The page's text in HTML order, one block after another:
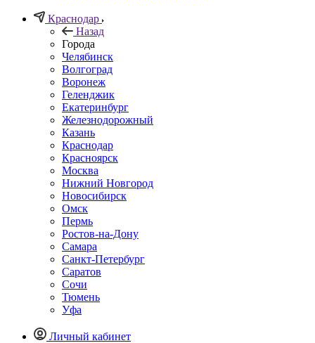
Краснодар
Назад
Города
Челябинск
Волгоград
Воронеж
Геленджик
Екатеринбург
Железнодорожный
Казань
Краснодар
Красноярск
Москва
Нижний Новгород
Новосибирск
Омск
Пермь
Ростов-на-Дону
Самара
Санкт-Петербург
Саратов
Сочи
Тюмень
Уфа
Личный кабинет